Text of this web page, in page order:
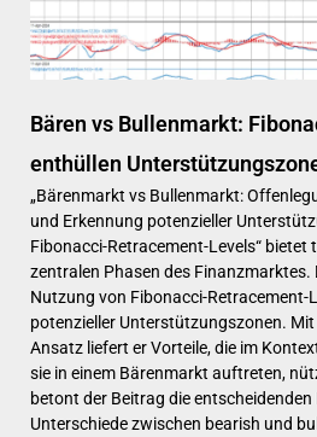
Bären vs Bullenmarkt:
enthüllen
„Bärenmarkt vs Bullenmarkt:
und Erkennung potenzieller
Fibonacci-Retracement-Levels“ bietet
zentralen Phasen des Finanzmarktes.
Nutzung von Fibonacci-Retracement-
potenzieller Unterstützungszonen.
Ansatz liefert er Vorteile, die im
sie in einem Bärenmarkt auftreten,
betont der Beitrag die entscheidenden
Unterschiede zwischen bearish und